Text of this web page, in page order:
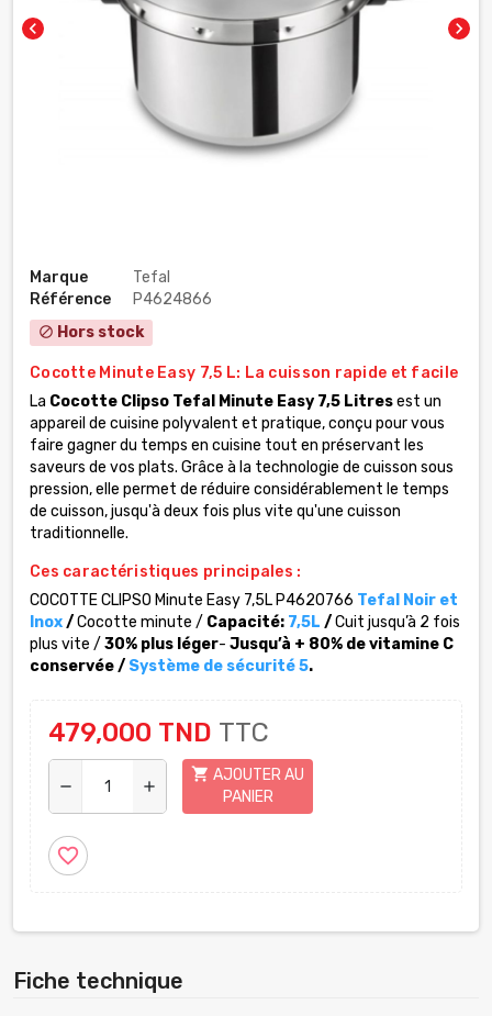
chevron_left chevron_right
Marque
Tefal
Référence
P4624866
block Hors stock
Cocotte Minute Easy 7,5 L: La cuisson rapide et facile
La Cocotte Clipso Tefal Minute Easy 7,5 Litresest un
appareil de cuisine polyvalent et pratique, conçu pour vous
faire gagner du temps en cuisine tout en préservant les
saveurs de vos plats. Grâce à la technologie de cuisson sous
pression, elle permet de réduire considérablement le temps
de cuisson, jusqu'à deux fois plus vite qu'une cuisson
traditionnelle.
Ces caractéristiques principales :
COCOTTE CLIPSO Minute Easy 7,5L P4620766 Tefal Noir et
Inox/Cocotte minute / Capacité: 7,5L /Cuit jusqu’à 2 fois
plus vite / 30% plus léger- Jusqu’à + 80% de vitamine C
conservée / Système de sécurité 5.
479,000 TND TTC
remove add
shopping_cart AJOUTER AU
PANIER
favorite_border
Fiche technique